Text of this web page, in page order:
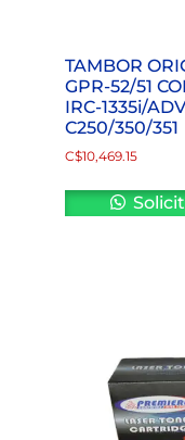
TAMBOR
GPR-52/51
IRC-1335i/
C250/350/351
C$10,469.15